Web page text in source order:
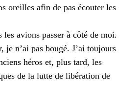
oreilles afin de pas écouter les
les avions passer à côté de moi.
je n’ai pas bougé. J’ai toujours
héros et, plus tard, les
de la lutte de libération de